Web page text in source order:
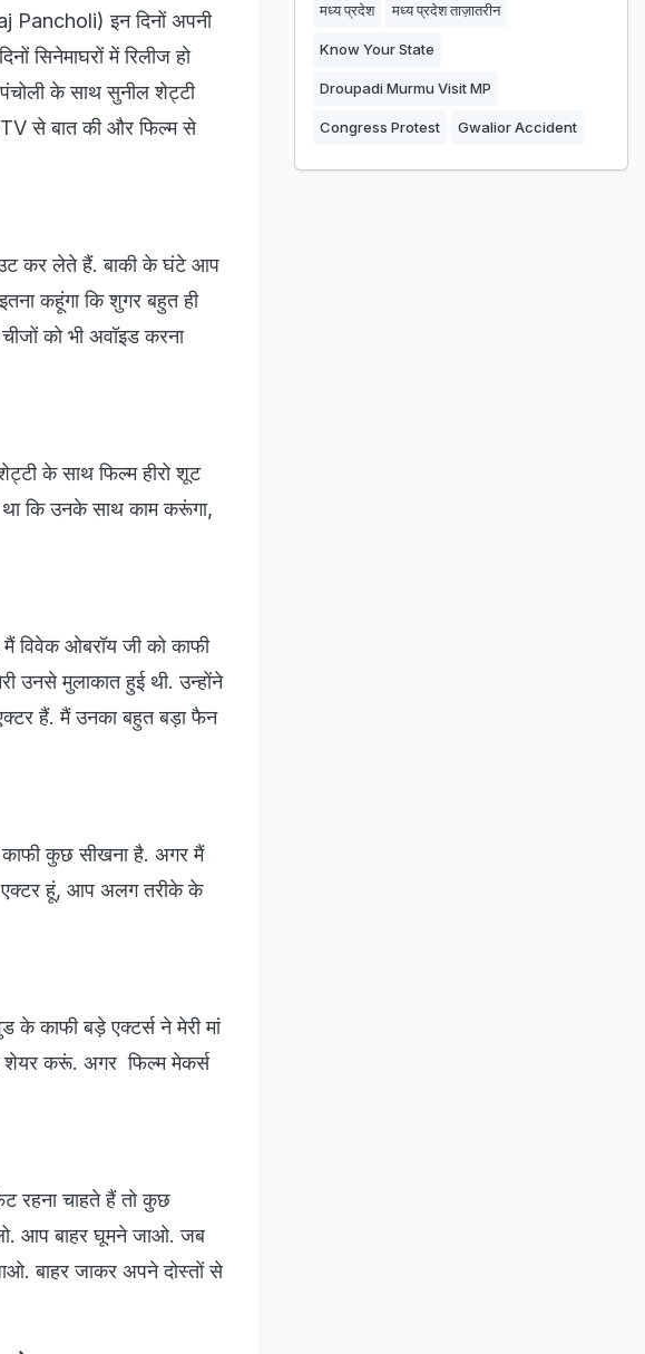
Pancholi) इन दिनों अपनी
सिनेमाघरों में रिलीज हो
के साथ सुनील शेट्टी
से बात की और फिल्म से
कर लेते हैं. बाकी के घंटे आप
कहूंगा कि शुगर बहुत ही
को भी अवॉइड करना
के साथ फिल्म हीरो शूट
कि उनके साथ काम करूंगा,
विवेक ओबरॉय जी को काफी
उनसे मुलाकात हुई थी. उन्होंने
हैं. मैं उनका बहुत बड़ा फैन
काफी कुछ सीखना है. अगर मैं
एक्टर हूं, आप अलग तरीके के
के काफी बड़े एक्टर्स ने मेरी मां
शेयर करूं. अगर फिल्म मेकर्स
रहना चाहते हैं तो कुछ
आप बाहर घूमने जाओ. जब
बाहर जाकर अपने दोस्तों से
मध्य प्रदेश मध्य प्रदेश ताज़ातरीन
Know Your State
Droupadi Murmu Visit MP
Congress Protest Gwalior Accident